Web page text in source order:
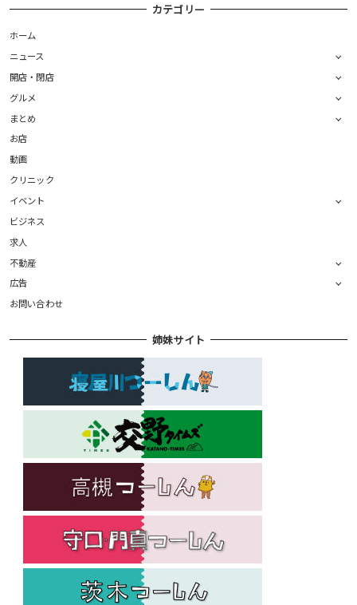
カテゴリー
ホーム
ニュース
開店・閉店
グルメ
まとめ
お店
動画
クリニック
イベント
ビジネス
求人
不動産
広告
お問い合わせ
姉妹サイト